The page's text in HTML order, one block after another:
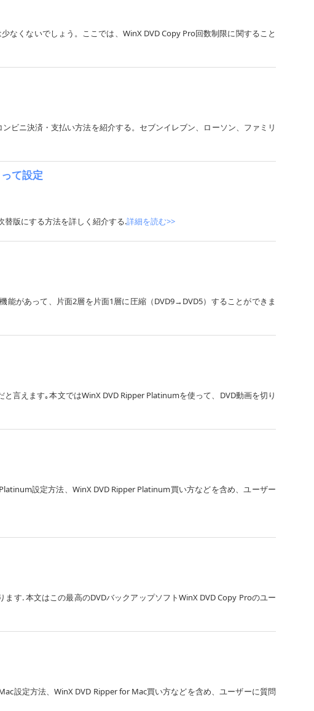
なくないでしょう。ここでは、WinX DVD Copy Pro回数制限に関すること
ビニ決済・支払い方法を紹介する。セブンイレブン、ローソン、ファミリ
て設定
版にする方法を詳しく紹介する.詳細を読む>>
能があって、片面2層を片面1層に圧縮（DVD9→DVD5）することができま
言えます｡本文ではWinX DVD Ripper Platinumを使って、DVD動画を切り
設定方法、WinX DVD Ripper Platinum買い方などを含め、ユーザー
す. 本文はこの最高のDVDバックアップソフトWinX DVD Copy Proのユー
設定方法、WinX DVD Ripper for Mac買い方などを含め、ユーザーに質問